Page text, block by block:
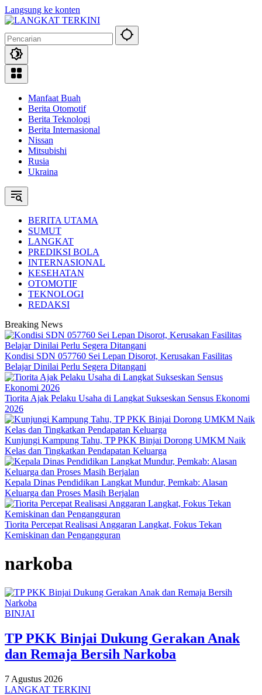
Langsung ke konten
Manfaat Buah
Berita Otomotif
Berita Teknologi
Berita Internasional
Nissan
Mitsubishi
Rusia
Ukraina
BERITA UTAMA
SUMUT
LANGKAT
PREDIKSI BOLA
INTERNASIONAL
KESEHATAN
OTOMOTIF
TEKNOLOGI
REDAKSI
Breaking News
Kondisi SDN 057760 Sei Lepan Disorot, Kerusakan Fasilitas
Belajar Dinilai Perlu Segera Ditangani
Tiorita Ajak Pelaku Usaha di Langkat Sukseskan Sensus Ekonomi
2026
Kunjungi Kampung Tahu, TP PKK Binjai Dorong UMKM Naik
Kelas dan Tingkatkan Pendapatan Keluarga
Kepala Dinas Pendidikan Langkat Mundur, Pemkab: Alasan
Keluarga dan Proses Masih Berjalan
Tiorita Percepat Realisasi Anggaran Langkat, Fokus Tekan
Kemiskinan dan Pengangguran
narkoba
BINJAI
TP PKK Binjai Dukung Gerakan Anak
dan Remaja Bersih Narkoba
7 Agustus 2026
LANGKAT TERKINI